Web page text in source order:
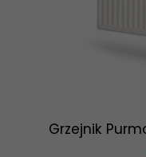
Grzejnik